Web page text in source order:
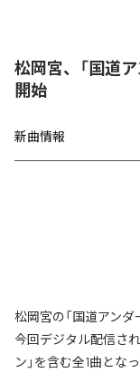
松岡宮、「国道
開始
新曲情報
松岡宮の「国道アンダ
今回デジタル配信さ
ン」を含む全1曲となっ